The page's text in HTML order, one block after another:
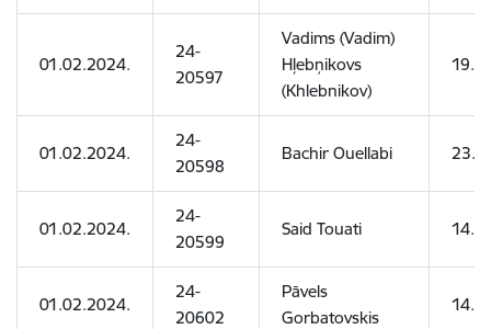
01.02.2024.
24-
20597
Vadims (Vadim)
Hļebņikovs
(Khlebnikov)
01.02.2024.
24-
20598
Bachir Ouellabi
01.02.2024.
24-
20599
Said Touati
01.02.2024.
24-
20602
Pāvels
Gorbatovskis